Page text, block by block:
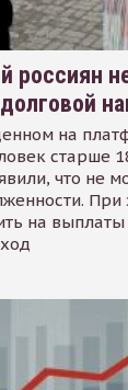
россиян
на
старше
что не
на